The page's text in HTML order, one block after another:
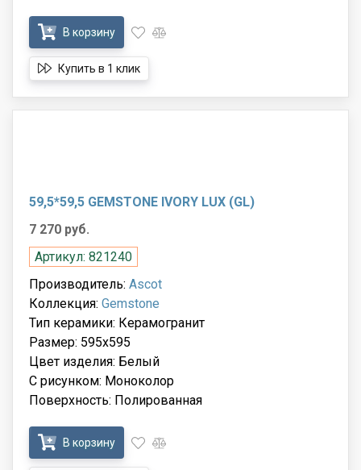
В корзину
Купить в 1 клик
59,5*59,5 GEMSTONE IVORY LUX (GL)
7 270 руб.
Артикул: 821240
Производитель: Ascot
Коллекция: Gemstone
Тип керамики: Керамогранит
Размер: 595x595
Цвет изделия: Белый
С рисунком: Моноколор
Поверхность: Полированная
В корзину